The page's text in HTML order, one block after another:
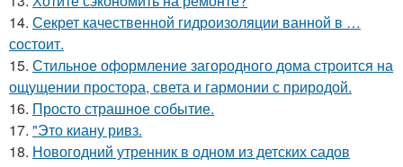
14. Секрет качественной гидроизоляции ванной в …
состоит.
15. Стильное оформление загородного дома строится на
ощущении простора, света и гармонии с природой.
16. Просто страшное событие.
17. "Это киану ривз.
18. Новогодний утренник в одном из детских садов